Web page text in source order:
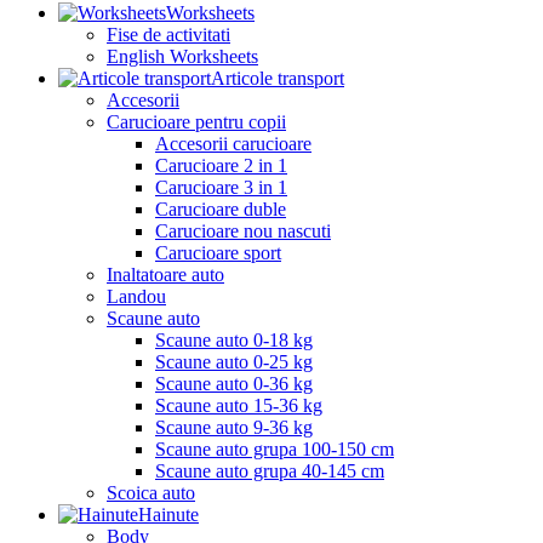
Worksheets
Fise de activitati
English Worksheets
Articole transport
Accesorii
Carucioare pentru copii
Accesorii carucioare
Carucioare 2 in 1
Carucioare 3 in 1
Carucioare duble
Carucioare nou nascuti
Carucioare sport
Inaltatoare auto
Landou
Scaune auto
Scaune auto 0-18 kg
Scaune auto 0-25 kg
Scaune auto 0-36 kg
Scaune auto 15-36 kg
Scaune auto 9-36 kg
Scaune auto grupa 100-150 cm
Scaune auto grupa 40-145 cm
Scoica auto
Hainute
Body